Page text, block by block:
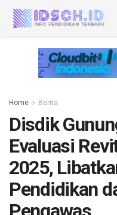
Home Berita
Disdik
Evaluasi
2025,
Pendidikan